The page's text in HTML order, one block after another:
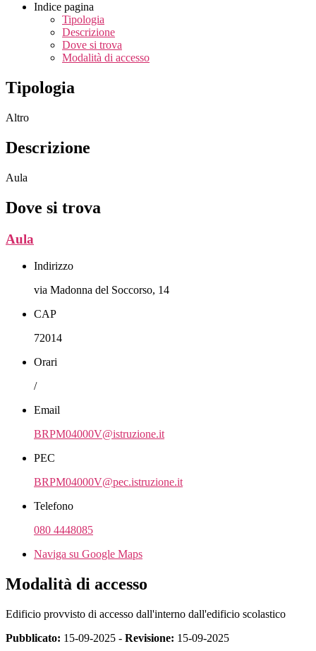
Indice pagina
Tipologia
Descrizione
Dove si trova
Modalità di accesso
Tipologia
Altro
Descrizione
Aula
Dove si trova
Aula
Indirizzo
via Madonna del Soccorso, 14
CAP
72014
Orari
/
Email
BRPM04000V@istruzione.it
PEC
BRPM04000V@pec.istruzione.it
Telefono
080 4448085
Naviga su Google Maps
Modalità di accesso
Edificio provvisto di accesso dall'interno dall'edificio scolastico
Pubblicato: 15-09-2025 - Revisione: 15-09-2025